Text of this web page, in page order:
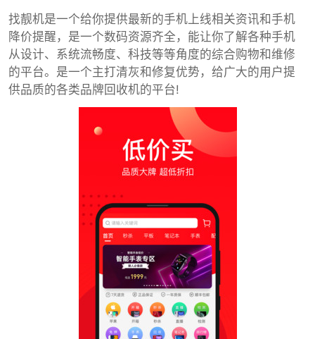
找靓机是一个给你提供最新的手机上线相关资讯和手机
降价提醒，是一个数码资源齐全，能让你了解各种手机
从设计、系统流畅度、科技等等角度的综合购物和维修
的平台。是一个主打清灰和修复优势，给广大的用户提
供品质的各类品牌回收机的平台!